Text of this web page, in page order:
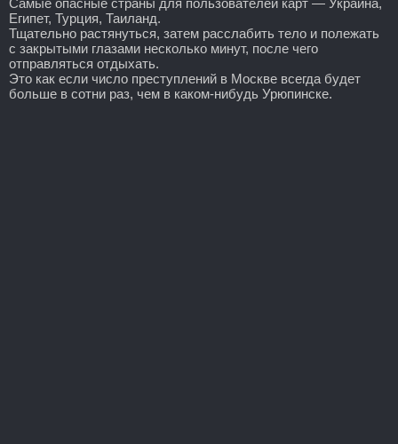
Самые опасные страны для пользователей карт — Украина,
Египет, Турция, Таиланд.
Тщательно растянуться, затем расслабить тело и полежать
с закрытыми глазами несколько минут, после чего
отправляться отдыхать.
Это как если число преступлений в Москве всегда будет
больше в сотни раз, чем в каком-нибудь Урюпинске.